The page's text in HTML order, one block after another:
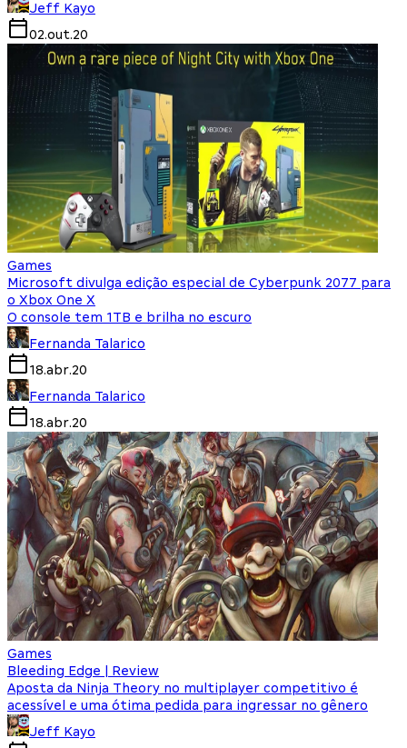
Jeff Kayo
02.out.20
Games
Microsoft divulga edição especial de Cyberpunk 2077 para
o Xbox One X
O console tem 1TB e brilha no escuro
Fernanda Talarico
18.abr.20
Fernanda Talarico
18.abr.20
Games
Bleeding Edge | Review
Aposta da Ninja Theory no multiplayer competitivo é
acessível e uma ótima pedida para ingressar no gênero
Jeff Kayo